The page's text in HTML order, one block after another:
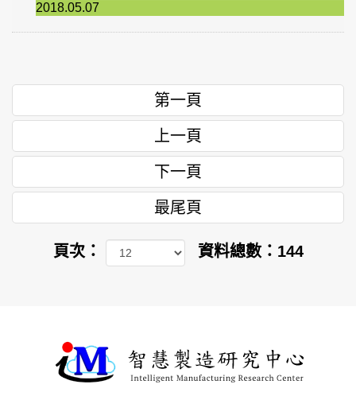
2018.05.07
第一頁
上一頁
下一頁
最尾頁
頁次： 資料總數：144